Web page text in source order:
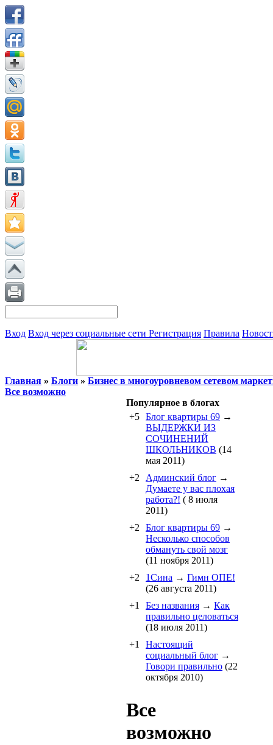
Вход Вход через социальные сети Регистрация Правила
Главная » Блоги » Бизнес в многоуровневом сетевом
Все возможно
Популярное в блогах
+5 Блог квартиры 69 →
ВЫДЕРЖКИ ИЗ
СОЧИНЕНИЙ
ШКОЛЬНИКОВ (14
мая 2011)
+2
Админский блог →
Думаете у вас плохая
работа?! ( 8 июля
2011)
+2
Блог квартиры 69 →
Несколько способов
обмануть свой мозг
(11 ноября 2011)
+2
1Cина → Гимн ОПЕ!
(26 августа 2011)
+1
Без названия → Как
правильно целоваться
(18 июля 2011)
+1
Настоящий
социальный блог →
Говори правильно (22
октября 2010)
Все
возможно